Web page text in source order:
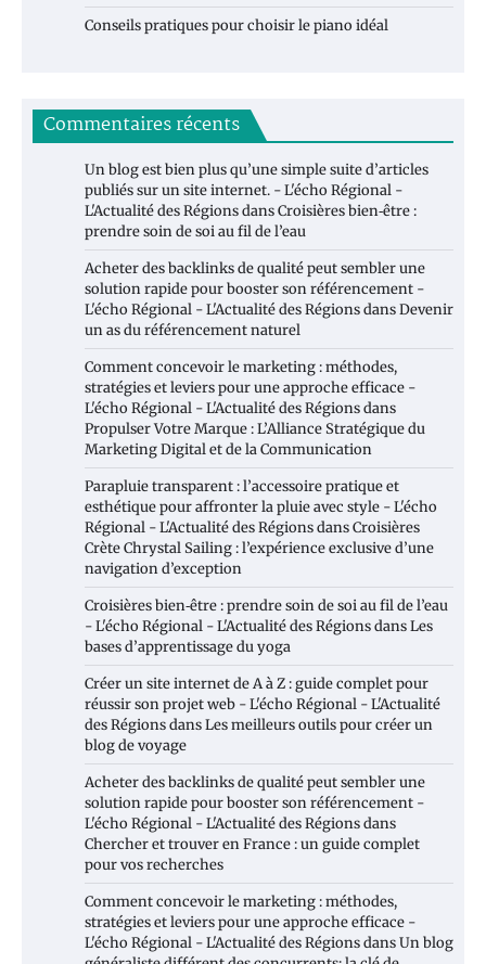
Conseils pratiques pour choisir le piano idéal
Commentaires récents
Un blog est bien plus qu’une simple suite d’articles
publiés sur un site internet. - L'écho Régional -
L'Actualité des RégionsdansCroisières bien‑être :
prendre soin de soi au fil de l’eau
Acheter des backlinks de qualité peut sembler une
solution rapide pour booster son référencement -
L'écho Régional - L'Actualité des RégionsdansDevenir
un as du référencement naturel
Comment concevoir le marketing : méthodes,
stratégies et leviers pour une approche efficace -
L'écho Régional - L'Actualité des Régionsdans
Propulser Votre Marque : L’Alliance Stratégique du
Marketing Digital et de la Communication
Parapluie transparent : l’accessoire pratique et
esthétique pour affronter la pluie avec style - L'écho
Régional - L'Actualité des RégionsdansCroisières
Crète Chrystal Sailing : l’expérience exclusive d’une
navigation d’exception
Croisières bien‑être : prendre soin de soi au fil de l’eau
- L'écho Régional - L'Actualité des RégionsdansLes
bases d’apprentissage du yoga
Créer un site internet de A à Z : guide complet pour
réussir son projet web - L'écho Régional - L'Actualité
des RégionsdansLes meilleurs outils pour créer un
blog de voyage
Acheter des backlinks de qualité peut sembler une
solution rapide pour booster son référencement -
L'écho Régional - L'Actualité des Régionsdans
Chercher et trouver en France : un guide complet
pour vos recherches
Comment concevoir le marketing : méthodes,
stratégies et leviers pour une approche efficace -
L'écho Régional - L'Actualité des RégionsdansUn blog